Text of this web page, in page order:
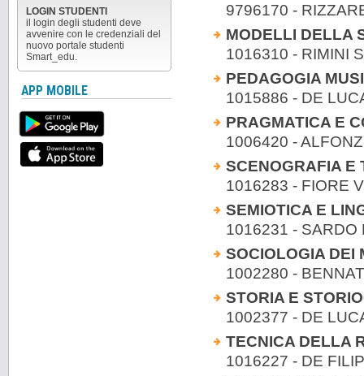
9796170 -
MODELLI DELLA
1016310 - RIMINI
PEDAGOGIA
1015886 - DE
PRAGMATICA E
1006420 -
SCENOGRAFIA E
1016283 - FIORE
SEMIOTICA E
1016231 - SARDO
SOCIOLOGIA DEI
1002280 -
STORIA E
1002377 - DE
TECNICA DELLA
1016227 - DE
LOGIN STUDENTI
il login degli studenti deve
avvenire con le credenziali del
nuovo portale studenti
Smart_edu.
APP MOBILE